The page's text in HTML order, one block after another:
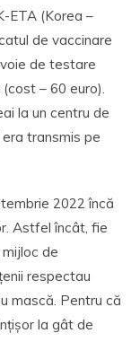
ETA (Korea –
de vaccinare
de testare
– 60 euro).
la un centru de
transmis pe
2022 încă
Astfel încât, fie
de
respectau
mască. Pentru că
la gât de